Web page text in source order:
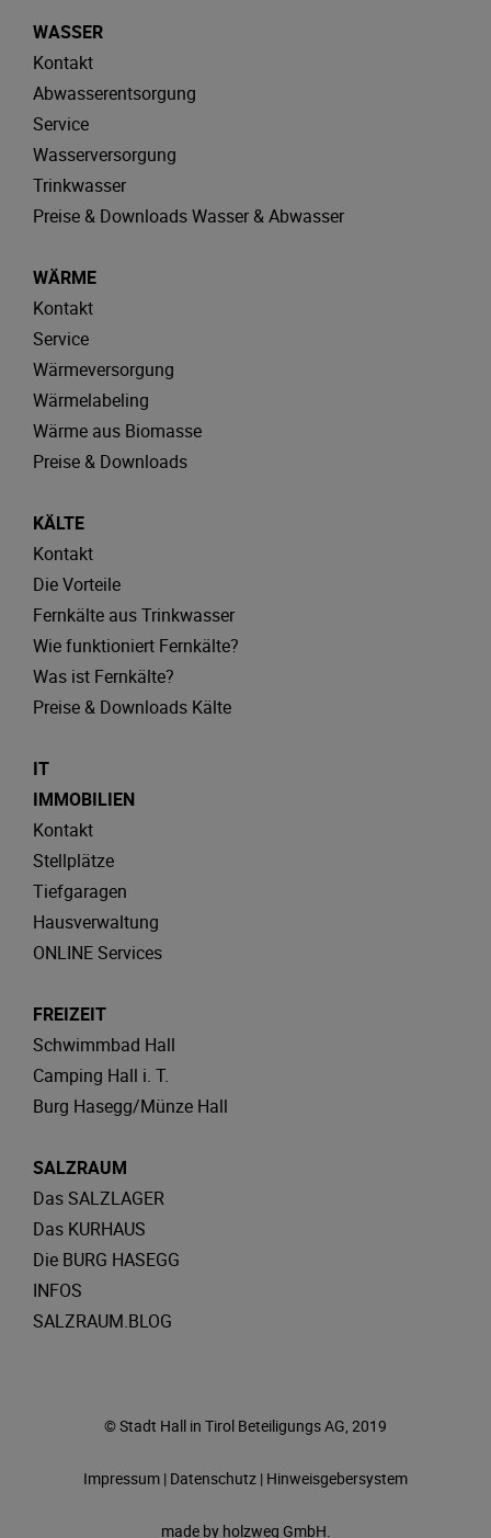
WASSER
Kontakt
Abwasserentsorgung
Service
Wasserversorgung
Trinkwasser
Preise & Downloads Wasser & Abwasser
WÄRME
Kontakt
Service
Wärmeversorgung
Wärmelabeling
Wärme aus Biomasse
Preise & Downloads
KÄLTE
Kontakt
Die Vorteile
Fernkälte aus Trinkwasser
Wie funktioniert Fernkälte?
Was ist Fernkälte?
Preise & Downloads Kälte
IT
IMMOBILIEN
Kontakt
Stellplätze
Tiefgaragen
Hausverwaltung
ONLINE Services
FREIZEIT
Schwimmbad Hall
Camping Hall i. T.
Burg Hasegg/Münze Hall
SALZRAUM
Das SALZLAGER
Das KURHAUS
Die BURG HASEGG
INFOS
SALZRAUM.BLOG
© Stadt Hall in Tirol Beteiligungs AG, 2019
Impressum | Datenschutz | Hinweisgebersystem
made by holzweg GmbH.